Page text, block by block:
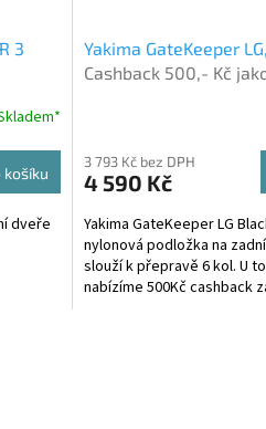
3
košíku
dveře
Yakima GateKeeper
Cashback 500,- Kč
3 793 Kč bez DPH
4 590 Kč
Yakima GateKeeper LG
nylonová podložka na
slouží k přepravě 6 kol. U
nabízíme 500Kč cashback